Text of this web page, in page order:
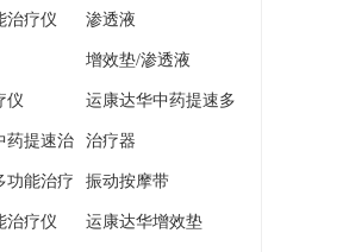
治疗仪 渗透液
增效垫/渗透液
仪 运康达华中药提速多
功能治疗仪
药提速治 治疗器
功能治疗 振动按摩带
治疗仪 运康达华增效垫